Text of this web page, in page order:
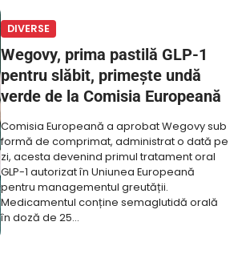
DIVERSE
Wegovy, prima pastilă GLP-1
pentru slăbit, primește undă
verde de la Comisia Europeană
Comisia Europeană a aprobat Wegovy sub
formă de comprimat, administrat o dată pe
zi, acesta devenind primul tratament oral
GLP-1 autorizat în Uniunea Europeană
pentru managementul greutății.
Medicamentul conține semaglutidă orală
în doză de 25…